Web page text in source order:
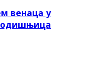
венаца у